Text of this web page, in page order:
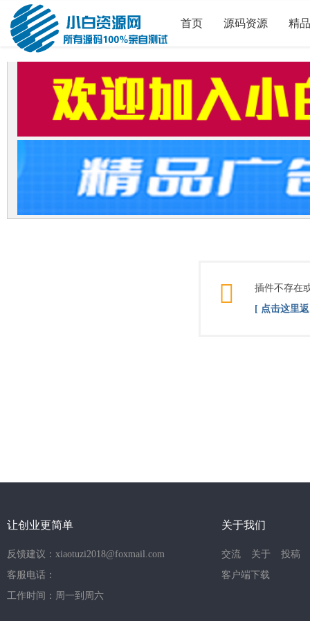
首页 源码资源 精
插件不存在
[ 点击这里
让创业更简单
反馈建议：xiaotuzi2018@foxmail.com
客服电话：
工作时间：周一到周六
关于我们
交流 关于
投稿
客户端下载